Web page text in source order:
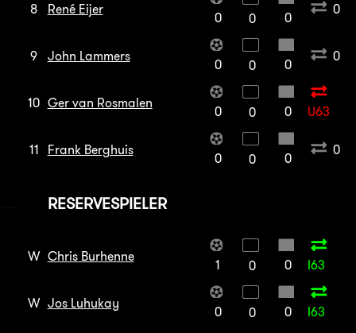
8 René Eijer
0 0 0
0
9 John Lammers
0 0 0
0
10 Ger van Rosmalen
0 0 0 U63
11 Frank Berghuis
0 0 0
0
RESERVESPIELER
W Chris Burhenne
1 0 0 I63
W Jos Luhukay
0 0 0 I63